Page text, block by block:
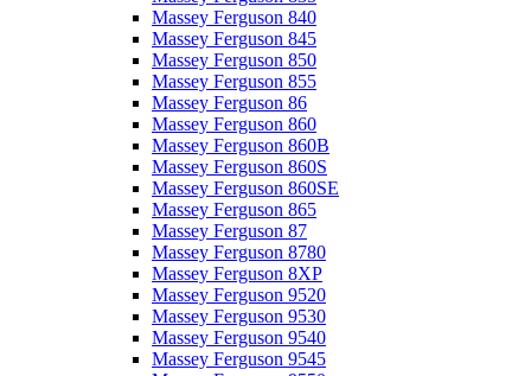
Massey Ferguson 840
Massey Ferguson 845
Massey Ferguson 850
Massey Ferguson 855
Massey Ferguson 86
Massey Ferguson 860
Massey Ferguson 860B
Massey Ferguson 860S
Massey Ferguson 860SE
Massey Ferguson 865
Massey Ferguson 87
Massey Ferguson 8780
Massey Ferguson 8XP
Massey Ferguson 9520
Massey Ferguson 9530
Massey Ferguson 9540
Massey Ferguson 9545